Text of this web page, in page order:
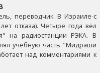
переводчик. В Израиле-с
отказа). Четыре года вёл
на радиостанции РЭКА. В
учебную часть "Мидраши
над комментариями к